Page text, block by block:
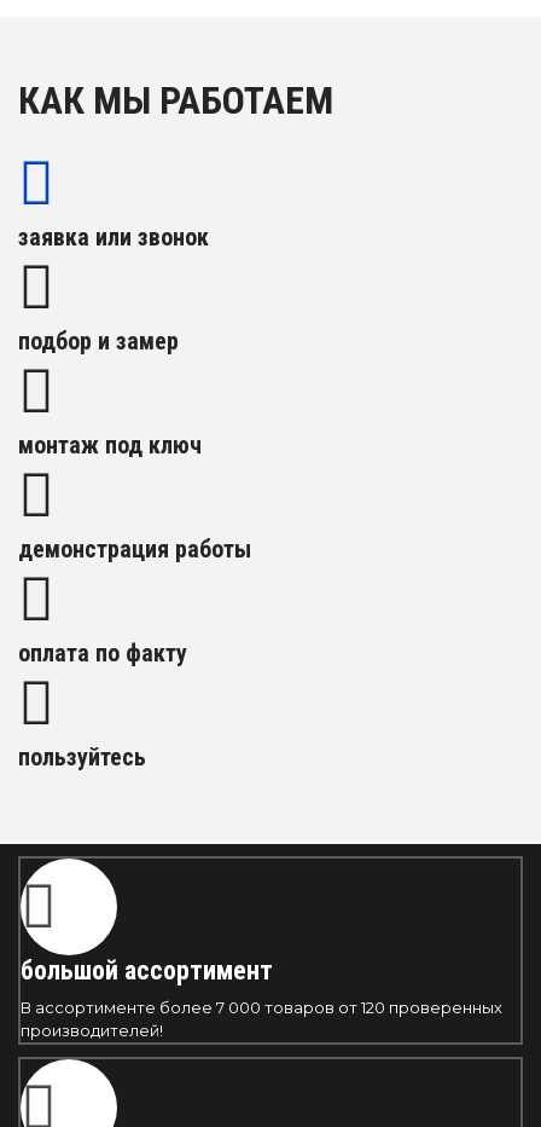
КАК МЫ РАБОТАЕМ
заявка или звонок
подбор и замер
монтаж под ключ
демонстрация работы
оплата по факту
пользуйтесь
большой ассортимент
В ассортименте более 7 000 товаров от 120 проверенных
производителей!